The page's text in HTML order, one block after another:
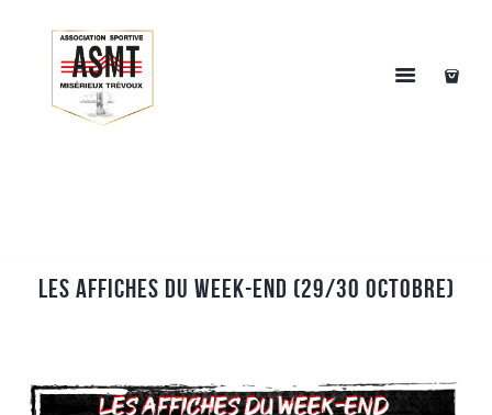
Les affiches du week-end (29/30 Octobre)